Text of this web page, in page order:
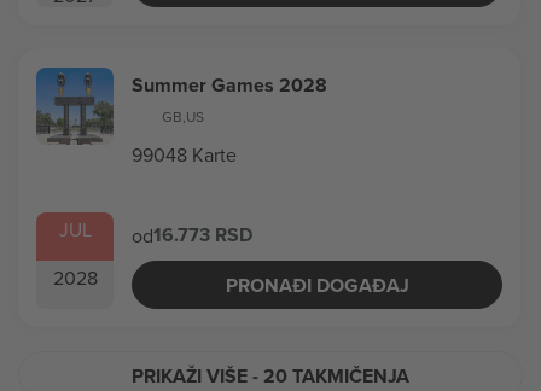
JUL
2028
Summer Games 2028
GB,US
99048 Karte
od16.773 RSD
PRONAĐI DOGAĐAJ
PRIKAŽI VIŠE- 20 TAKMIČENJA